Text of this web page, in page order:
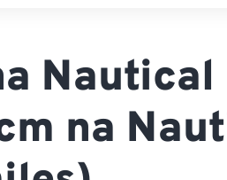
Nautical
na